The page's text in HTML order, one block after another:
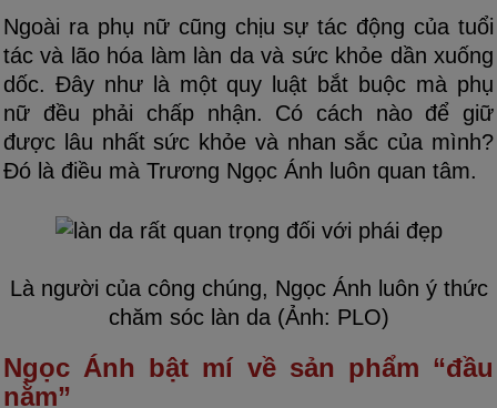
Ngoài ra phụ nữ cũng chịu sự tác động của tuổi
tác và lão hóa làm làn da và sức khỏe dần xuống
dốc. Đây như là một quy luật bắt buộc mà phụ
nữ đều phải chấp nhận. Có cách nào để giữ
được lâu nhất sức khỏe và nhan sắc của mình?
Đó là điều mà Trương Ngọc Ánh luôn quan tâm.
Là người của công chúng, Ngọc Ánh luôn ý thức
chăm sóc làn da (Ảnh: PLO)
Ngọc Ánh bật mí về sản phẩm “đầu
nằm”